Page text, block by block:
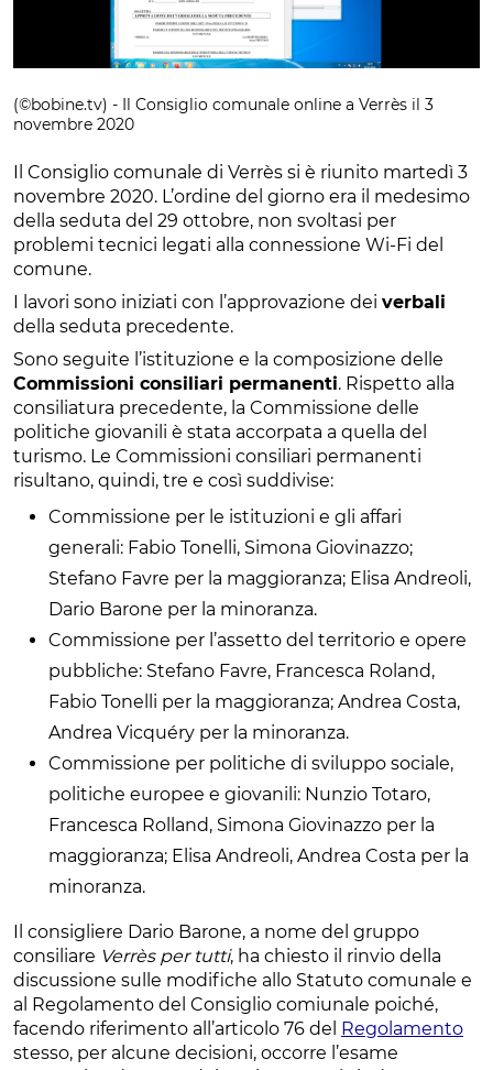
(©bobine.tv) - Il Consiglio comunale online a Verrès il 3
novembre 2020
Il Consiglio comunale di Verrès si è riunito martedì 3
novembre 2020. L’ordine del giorno era il medesimo
della seduta del 29 ottobre, non svoltasi per
problemi tecnici legati alla connessione Wi-Fi del
comune.
I lavori sono iniziati con l’approvazione dei verbali
della seduta precedente.
Sono seguite l’istituzione e la composizione delle
Commissioni consiliari permanenti. Rispetto alla
consiliatura precedente, la Commissione delle
politiche giovanili è stata accorpata a quella del
turismo. Le Commissioni consiliari permanenti
risultano, quindi, tre e così suddivise:
Commissione per le istituzioni e gli affari
generali: Fabio Tonelli, Simona Giovinazzo;
Stefano Favre per la maggioranza; Elisa Andreoli,
Dario Barone per la minoranza.
Commissione per l’assetto del territorio e opere
pubbliche: Stefano Favre, Francesca Roland,
Fabio Tonelli per la maggioranza; Andrea Costa,
Andrea Vicquéry per la minoranza.
Commissione per politiche di sviluppo sociale,
politiche europee e giovanili: Nunzio Totaro,
Francesca Rolland, Simona Giovinazzo per la
maggioranza; Elisa Andreoli, Andrea Costa per la
minoranza.
Il consigliere Dario Barone, a nome del gruppo
consiliare Verrès per tutti, ha chiesto il rinvio della
discussione sulle modifiche allo Statuto comunale e
al Regolamento del Consiglio comiunale poiché,
facendo riferimento all’articolo 76 del
Regolamento
stesso, per alcune decisioni, occorre l’esame